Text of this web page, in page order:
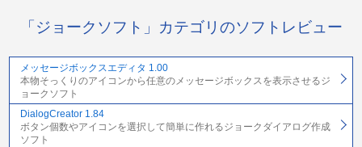
「ジョークソフト」カテゴリのソフトレビュー
メッセージボックスエディタ 1.00
本物そっくりのアイコンから任意のメッセージボックスを表示させるジ
ョークソフト
DialogCreator 1.84
ボタン個数やアイコンを選択して簡単に作れるジョークダイアログ作成
ソフト